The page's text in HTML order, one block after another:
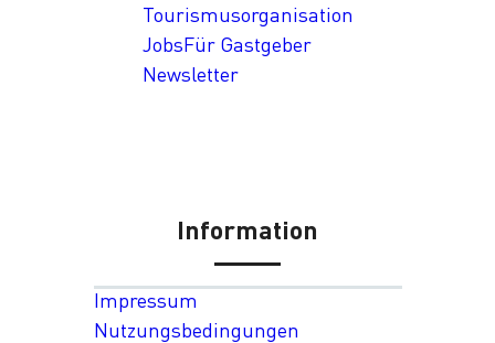
Tourismusorganisation
JobsFür Gastgeber
Newsletter
Information
Impressum
Nutzungsbedingungen